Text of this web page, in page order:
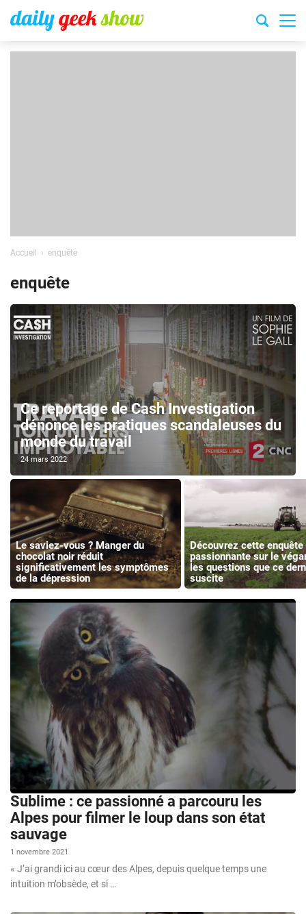
Accueil enquête
enquête
Ce reportage de Cash Investigation
dénonce les pratiques scandaleuses du
monde du travail
24 mars 2022
Le saviez-vous ? Manger du
chocolat noir réduit
significativement les symptômes
de la dépression
Découvrez cette enquête
passionnante sur le
les questions que ce
suscite
Sublime : ce passionné a parcouru les
Alpes pour filmer le loup dans son état
sauvage
1 novembre 2021
« J’ai grandi ici au cœur des Alpes, depuis quelque temps une
intuition m’obsède, et si …